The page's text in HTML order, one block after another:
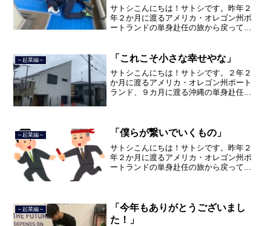
サトシこんにちは！サトシです。昨年２
年２か月に渡るアメリカ・オレゴン州ポ
ートランドの単身赴任の旅から戻ってき
で２３年間のサラリーマン人生を卒業
し、東京品川区南大井で不動...
～起業編～ 「これこそ小さな幸せやな」
サトシこんにちは！サトシです。２年２
か月に渡るアメリカ・オレゴン州ポート
ランド、９カ月に渡る沖縄の単身赴任の
品川区南大井で不動産を主...
～起業編～ 「僕らが繋いでいくもの」
サトシこんにちは！サトシです。昨年２
年２か月に渡るアメリカ・オレゴン州ポ
ートランドの単身赴任の旅から戻ってき
し、東京都品川区南大井で不...
～起業編～
「今年もありがとうございまし
た！」